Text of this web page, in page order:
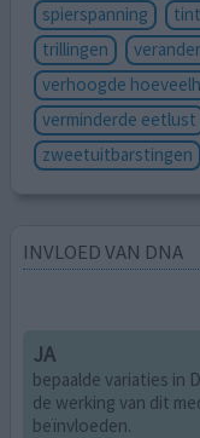
spierspanning
trillingen
verhoogde
verminderde eetlust
zweetuitbarstingen
INVLOED VAN DNA
JA
bepaalde variaties in
de werking van dit
beïnvloeden.